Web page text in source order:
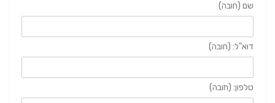
שם (חובה)
דוא"ל: (חובה)
טלפון: (חובה)